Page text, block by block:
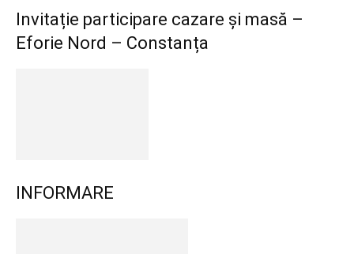
Invitație participare cazare și masă –
Eforie Nord – Constanța
INFORMARE